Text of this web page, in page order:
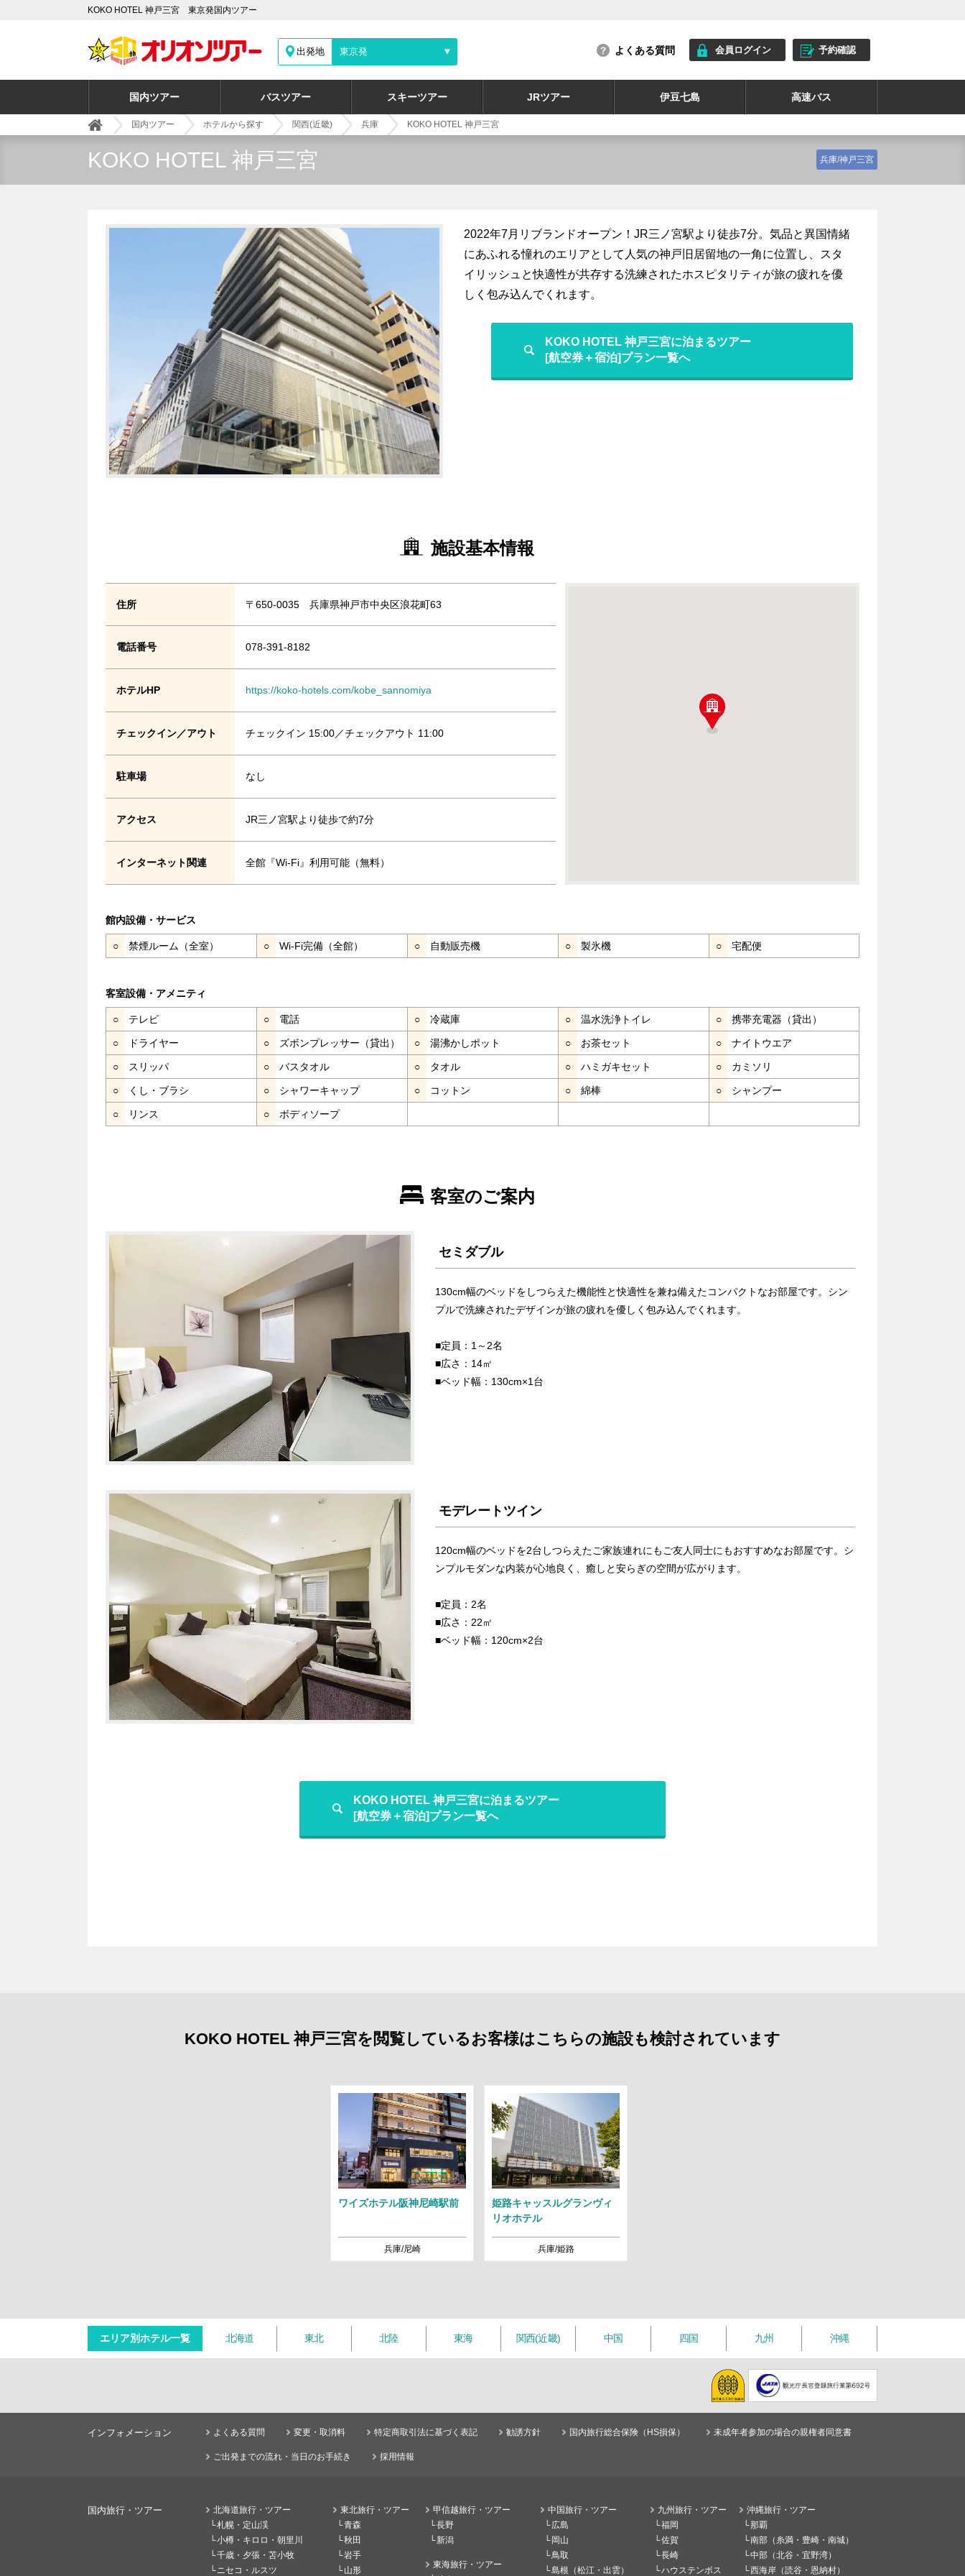
KOKO HOTEL 神戸三宮 東京発国内ツアー
出発地 東京発 よくある質問 会員ログイン 予約確認
国内ツアー バスツアー スキーツアー JRツアー 伊豆七島 高速バス
国内ツアー ホテルから探す 関西(近畿) 兵庫 KOKO HOTEL 神戸三宮
KOKO HOTEL 神戸三宮 兵庫/神戸三宮
2022年7月リブランドオープン！JR三ノ宮駅より徒歩7分。気品と異国情緒
にあふれる憧れのエリアとして人気の神戸旧居留地の一角に位置し、スタ
イリッシュと快適性が共存する洗練されたホスピタリティが旅の疲れを優
しく包み込んでくれます。
KOKO HOTEL 神戸三宮に泊まるツアー
[航空券＋宿泊]プラン一覧へ
施設基本情報
住所 〒650-0035 兵庫県神戸市中央区浪花町63
電話番号 078-391-8182
ホテルHP https://koko-hotels.com/kobe_sannomiya
チェックイン／アウト チェックイン 15:00／チェックアウト 11:00
駐車場 なし
アクセス JR三ノ宮駅より徒歩で約7分
インターネット関連 全館『Wi-Fi』利用可能（無料）
館内設備・サービス
○ 禁煙ルーム（全室） ○ Wi-Fi完備（全館） ○ 自動販売機 ○ 製氷機 ○ 宅配便
客室設備・アメニティ
○ テレビ ○ 電話 ○ 冷蔵庫 ○ 温水洗浄トイレ ○ 携帯充電器（貸出）
○ ドライヤー ○ ズボンプレッサー（貸出） ○ 湯沸かしポット ○ お茶セット ○ ナイトウエア
○ スリッパ ○ バスタオル ○ タオル ○ ハミガキセット ○ カミソリ
○ くし・ブラシ ○ シャワーキャップ ○ コットン ○ 綿棒 ○ シャンプー
○ リンス ○ ボディソープ
客室のご案内
セミダブル
130cm幅のベッドをしつらえた機能性と快適性を兼ね備えたコンパクトなお部屋です。シン
プルで洗練されたデザインが旅の疲れを優しく包み込んでくれます。
■定員：1～2名
■広さ：14㎡
■ベッド幅：130cm×1台
モデレートツイン
120cm幅のベッドを2台しつらえたご家族連れにもご友人同士にもおすすめなお部屋です。シ
ンプルモダンな内装が心地良く、癒しと安らぎの空間が広がります。
■定員：2名
■広さ：22㎡
■ベッド幅：120cm×2台
KOKO HOTEL 神戸三宮に泊まるツアー
[航空券＋宿泊]プラン一覧へ
KOKO HOTEL 神戸三宮を閲覧しているお客様はこちらの施設も検討されています
ワイズホテル阪神尼崎駅前
兵庫/尼崎
姫路キャッスルグランヴィ
リオホテル
兵庫/姫路
エリア別ホテル一覧 北海道 東北 北陸 東海 関西(近畿) 中国 四国 九州 沖縄
インフォメーション よくある質問 変更・取消料 特定商取引法に基づく表記 勧誘方針 国内旅行総合保険（HS損保） 未成年者参加の場合の親権者同意書
ご出発までの流れ・当日のお手続き 採用情報
国内旅行・ツアー
北海道旅行・ツアー
札幌・定山渓
小樽・キロロ・朝里川
千歳・夕張・苫小牧
ニセコ・ルスツ
東北旅行・ツアー
青森
秋田
岩手
山形
甲信越旅行・ツアー
長野
新潟
東海旅行・ツアー
中国旅行・ツアー
広島
岡山
鳥取
島根（松江・出雲）
九州旅行・ツアー
福岡
佐賀
長崎
ハウステンボス
沖縄旅行・ツアー
那覇
南部（糸満・豊崎・南城）
中部（北谷・宜野湾）
西海岸（読谷・恩納村）